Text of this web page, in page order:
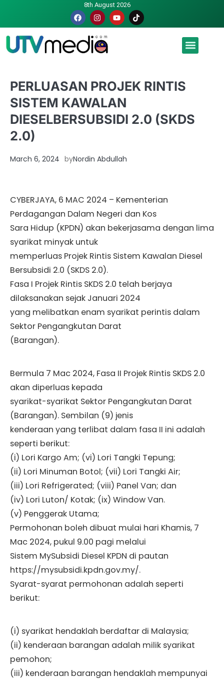
8th August 2026
PERLUASAN PROJEK RINTIS
SISTEM KAWALAN
DIESELBERSUBSIDI 2.0 (SKDS
2.0)
March 6, 2024 byNordin Abdullah
CYBERJAYA, 6 MAC 2024 – Kementerian
Perdagangan Dalam Negeri dan Kos
Sara Hidup (KPDN) akan bekerjasama dengan lima
syarikat minyak untuk
memperluas Projek Rintis Sistem Kawalan Diesel
Bersubsidi 2.0 (SKDS 2.0).
Fasa I Projek Rintis SKDS 2.0 telah berjaya
dilaksanakan sejak Januari 2024
yang melibatkan enam syarikat perintis dalam
Sektor Pengangkutan Darat
(Barangan).
Bermula 7 Mac 2024, Fasa II Projek Rintis SKDS 2.0
akan diperluas kepada
syarikat-syarikat Sektor Pengangkutan Darat
(Barangan). Sembilan (9) jenis
kenderaan yang terlibat dalam fasa II ini adalah
seperti berikut:
(i) Lori Kargo Am; (vi) Lori Tangki Tepung;
(ii) Lori Minuman Botol; (vii) Lori Tangki Air;
(iii) Lori Refrigerated; (viii) Panel Van; dan
(iv) Lori Luton/ Kotak; (ix) Window Van.
(v) Penggerak Utama;
Permohonan boleh dibuat mulai hari Khamis, 7
Mac 2024, pukul 9.00 pagi melalui
Sistem MySubsidi Diesel KPDN di pautan
https://mysubsidi.kpdn.gov.my/.
Syarat-syarat permohonan adalah seperti
berikut:
(i) syarikat hendaklah berdaftar di Malaysia;
(ii) kenderaan barangan adalah milik syarikat
pemohon;
(iii) kenderaan barangan hendaklah mempunyai